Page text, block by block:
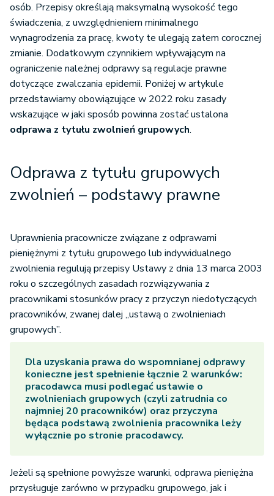
osób. Przepisy określają maksymalną wysokość tego
świadczenia, z uwzględnieniem minimalnego
wynagrodzenia za pracę, kwoty te ulegają zatem corocznej
zmianie. Dodatkowym czynnikiem wpływającym na
ograniczenie należnej odprawy są regulacje prawne
dotyczące zwalczania epidemii. Poniżej w artykule
przedstawiamy obowiązujące w 2022 roku zasady
wskazujące w jaki sposób powinna zostać ustalona
odprawa z tytułu zwolnień grupowych.
Odprawa z tytułu grupowych
zwolnień – podstawy prawne
Uprawnienia pracownicze związane z odprawami
pieniężnymi z tytułu grupowego lub indywidualnego
zwolnienia regulują przepisy Ustawy z dnia 13 marca 2003
roku o szczególnych zasadach rozwiązywania z
pracownikami stosunków pracy z przyczyn niedotyczących
pracowników, zwanej dalej „ustawą o zwolnieniach
grupowych”.
Dla uzyskania prawa do wspomnianej odprawy
konieczne jest spełnienie łącznie 2 warunków:
pracodawca musi podlegać ustawie o
zwolnieniach grupowych (czyli zatrudnia co
najmniej 20 pracowników) oraz przyczyna
będąca podstawą zwolnienia pracownika leży
wyłącznie po stronie pracodawcy.
Jeżeli są spełnione powyższe warunki, odprawa pieniężna
przysługuje zarówno w przypadku grupowego, jak i